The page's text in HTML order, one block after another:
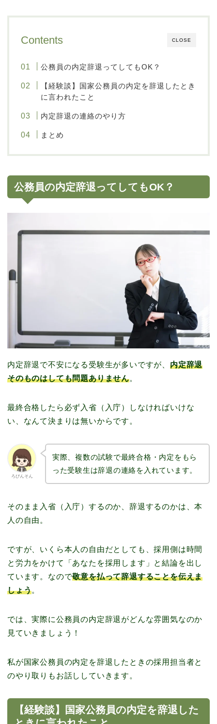
CLOSE
Contents
公務員の内定辞退ってしてもOK？
【経験談】国家公務員の内定を辞退したとき
に言われたこと
内定辞退の連絡のやり方
まとめ
公務員の内定辞退ってしてもOK？
内定辞退で不安になる受験生が多いですが、 内定辞退
そのものはしても問題ありません。
最終合格したら必ず入省（入庁）しなければいけな
い、なんて決まりは無いからです。
ろびんそん
実際、複数の試験で最終合格・内定をもら
った受験生は辞退の連絡を入れています。
そのまま入省（入庁）するのか、辞退するのかは、本
人の自由。
ですが、いくら本人の自由だとしても、採用側は時間
と労力をかけて「あなたを採用します」と結論を出し
ています。なので敬意を払って辞退することを伝えま
しょう。
では、実際に公務員の内定辞退がどんな雰囲気なのか
見ていきましょう！
私が国家公務員の内定を辞退したときの採用担当者と
のやり取りもお話ししていきます。
【経験談】国家公務員の内定を辞退した